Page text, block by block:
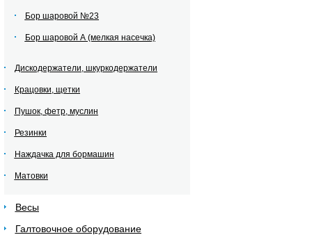
Бор шаровой №23
Бор шаровой А (мелкая насечка)
Дискодержатели, шкуркодержатели
Крацовки, щетки
Пушок, фетр, муслин
Резинки
Наждачка для бормашин
Матовки
Весы
Галтовочное оборудование